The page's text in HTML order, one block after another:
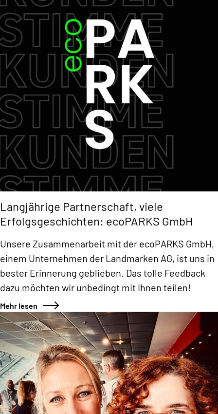
Langjährige Partnerschaft, viele
Erfolgsgeschichten: ecoPARKS GmbH
Unsere Zusammenarbeit mit der ecoPARKS GmbH,
einem Unternehmen der Landmarken AG, ist uns in
bester Erinnerung geblieben. Das tolle Feedback
dazu möchten wir unbedingt mit Ihnen teilen!
Mehr lesen